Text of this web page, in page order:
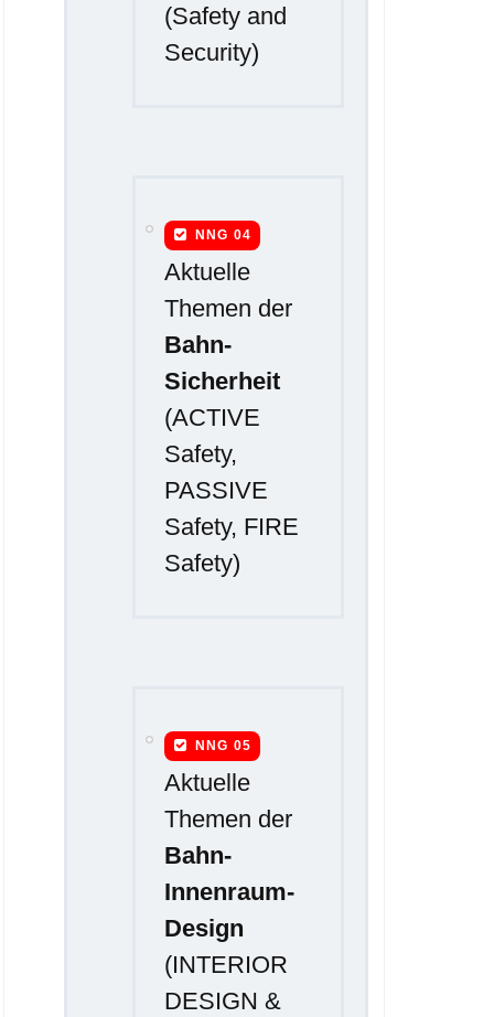
(Safety and
Security)
NNG 04
Aktuelle
Themen der
Bahn-
Sicherheit
(ACTIVE
Safety,
PASSIVE
Safety, FIRE
Safety)
NNG 05
Aktuelle
Themen der
Bahn-
Innenraum-
Design
(INTERIOR
DESIGN &